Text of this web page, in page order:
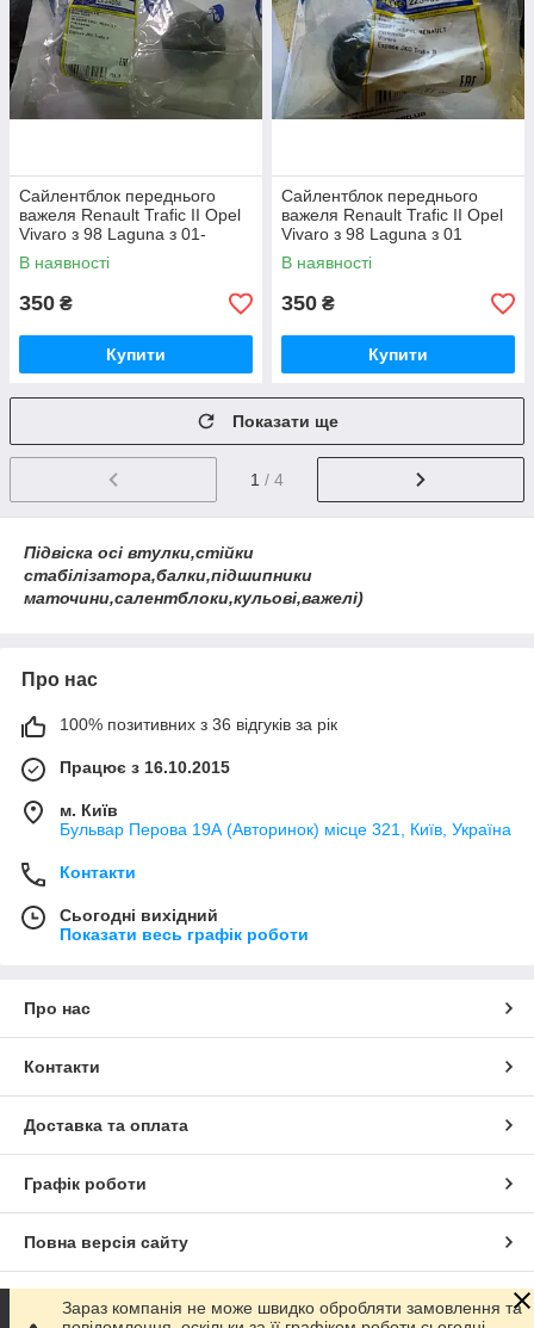
Сайлентблок переднього
важеля Renault Trafic II Opel
Vivaro з 98 Laguna з 01-
задній
В наявності
350 ₴
Купити
Сайлентблок переднього
важеля Renault Trafic II Opel
Vivaro з 98 Laguna з 01
передній
В наявності
350 ₴
Купити
Показати ще
1 / 4
Підвіска осі втулки,стійки
стабілізатора,балки,підшипники
маточини,салентблоки,кульові,важелі)
Про нас
100% позитивних з 36 відгуків за рік
Працює з 16.10.2015
м. Київ
Бульвар Перова 19А (Авторинок) місце 321, Київ, Україна
Контакти
Сьогодні вихідний
Показати весь графік роботи
Про нас
Контакти
Доставка та оплата
Графік роботи
Повна версія сайту
Сайт створено на маркетплейсі Prom.ua
Зараз компанія не може швидко обробляти замовлення та